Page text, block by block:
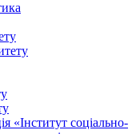
«Інститут соціально-